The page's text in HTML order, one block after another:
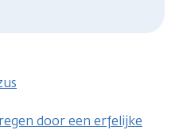
door een erfelijke